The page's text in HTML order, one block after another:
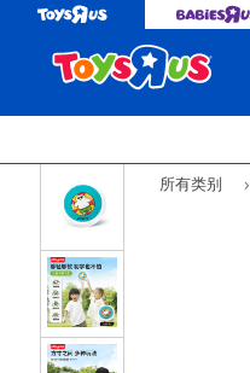
所有类别